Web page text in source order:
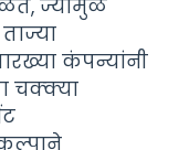
ज्यामुळे
कंपन्यांनी
चक्क्या